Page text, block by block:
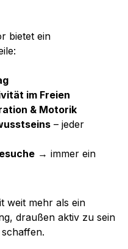
bietet ein
im Freien
& Motorik
– jeder
→ immer ein
weit mehr als ein
draußen aktiv zu sein